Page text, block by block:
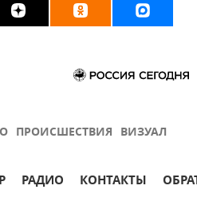
ПРОИСШЕСТВИЯ ВИЗУАЛ
РАДИО КОНТАКТЫ